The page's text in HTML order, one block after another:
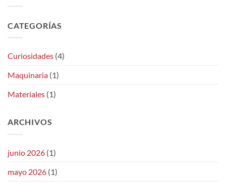
CATEGORÍAS
Curiosidades (4)
Maquinaria (1)
Materiales (1)
ARCHIVOS
junio 2026 (1)
mayo 2026 (1)